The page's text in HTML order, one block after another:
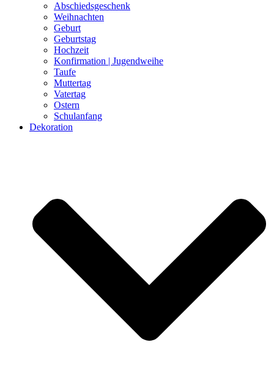
Abschiedsgeschenk
Weihnachten
Geburt
Geburtstag
Hochzeit
Konfirmation | Jugendweihe
Taufe
Muttertag
Vatertag
Ostern
Schulanfang
Dekoration